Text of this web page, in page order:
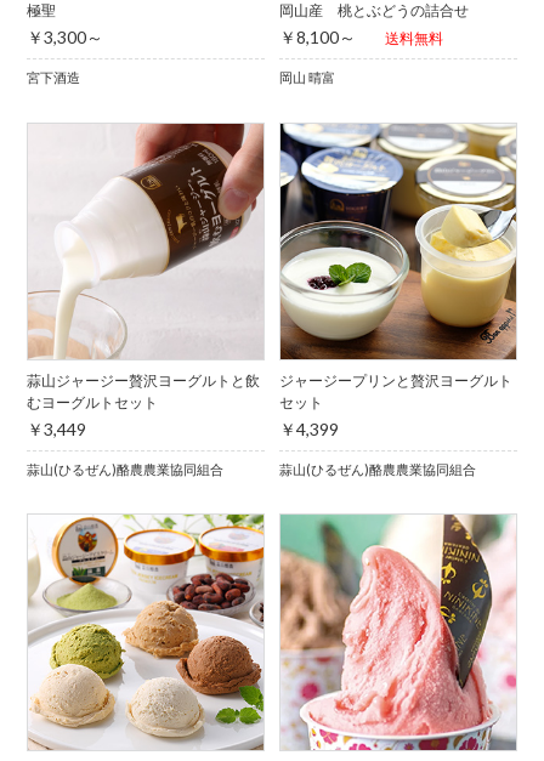
極聖
￥3,300～
宮下酒造
岡山産 桃とぶどうの詰合せ
￥8,100～ 送料無料
岡山 晴富
蒜山ジャージー贅沢ヨーグルトと飲
むヨーグルトセット
￥3,449
蒜山(ひるぜん)酪農農業協同組合
ジャージープリンと贅沢ヨーグルト
セット
￥4,399
蒜山(ひるぜん)酪農農業協同組合